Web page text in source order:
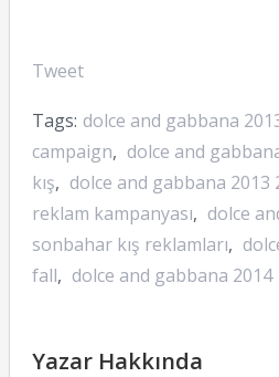
Tweet
Tags: dolce and gabbana
campaign, dolce and
kış, dolce and gabbana 2013
reklam kampanyası, dolce
sonbahar kış reklamları,
fall, dolce and gabbana 2014
Yazar Hakkında